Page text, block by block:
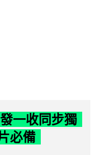
一收同步獨
必備